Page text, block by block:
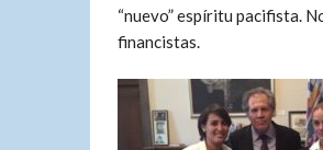
“nuevo” espíritu pacifista.
financistas.